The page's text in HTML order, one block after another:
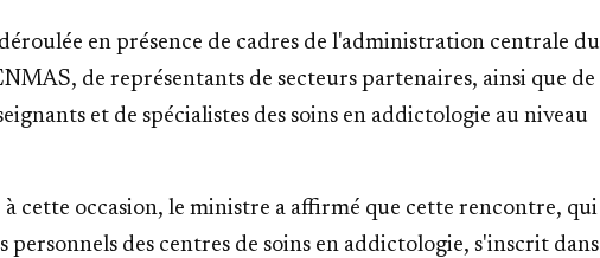
en présence de cadres de l'administration centrale du
de représentants de secteurs partenaires, ainsi que de
et de spécialistes des soins en addictologie au niveau
cette occasion, le ministre a affirmé que cette rencontre, qui
des centres de soins en addictologie, s'inscrit dans